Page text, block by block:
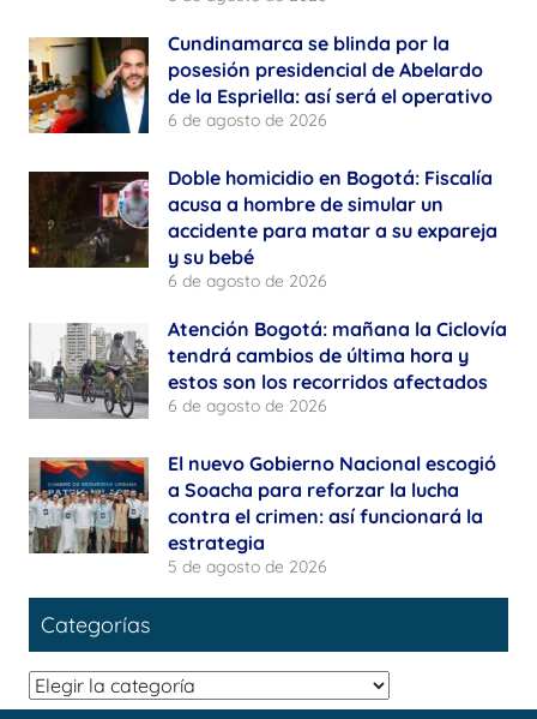
Cundinamarca se blinda por la
posesión presidencial de Abelardo
de la Espriella: así será el operativo
6 de agosto de 2026
Doble homicidio en Bogotá: Fiscalía
acusa a hombre de simular un
accidente para matar a su expareja
y su bebé
6 de agosto de 2026
Atención Bogotá: mañana la Ciclovía
tendrá cambios de última hora y
estos son los recorridos afectados
6 de agosto de 2026
El nuevo Gobierno Nacional escogió
a Soacha para reforzar la lucha
contra el crimen: así funcionará la
estrategia
5 de agosto de 2026
Categorías
Categorías